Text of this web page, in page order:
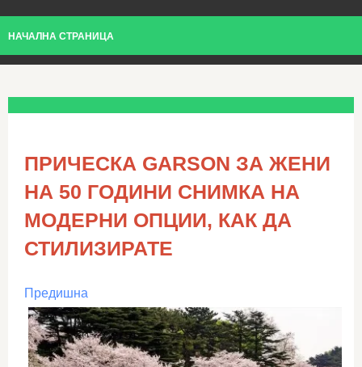
НАЧАЛНА СТРАНИЦА
ПРИЧЕСКА GARSON ЗА ЖЕНИ
НА 50 ГОДИНИ СНИМКА НА
МОДЕРНИ ОПЦИИ, КАК ДА
СТИЛИЗИРАТЕ
Предишна